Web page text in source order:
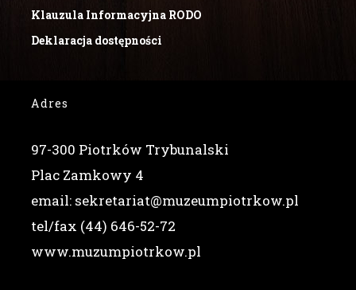
Klauzula Informacyjna RODO
Deklaracja dostępności
Adres
97-300 Piotrków Trybunalski
Plac Zamkowy 4
email: sekretariat@muzeumpiotrkow.pl
tel/fax (44) 646-52-72
www.muzumpiotrkow.pl